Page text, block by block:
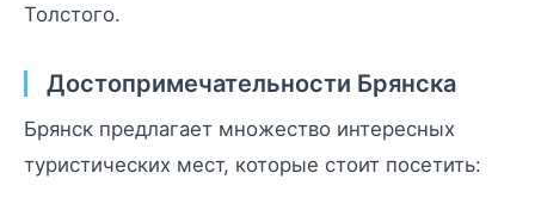
Толстого.
Достопримечательности Брянска
Брянск предлагает множество интересных
туристических мест, которые стоит посетить: